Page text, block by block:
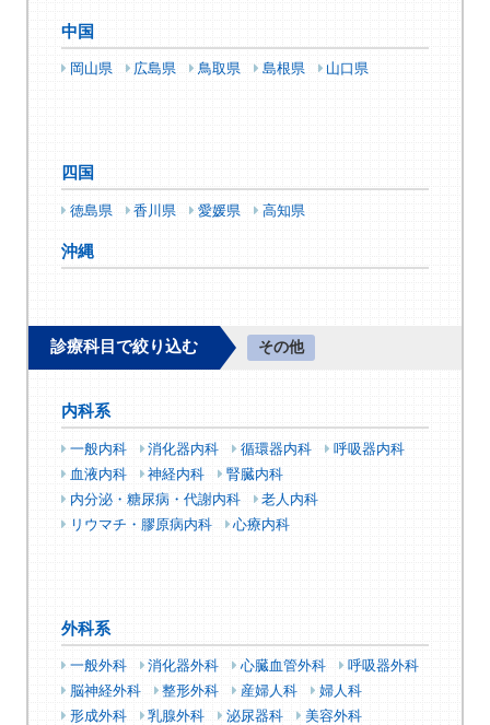
中国
岡山県 広島県 鳥取県 島根県 山口県
四国
徳島県 香川県 愛媛県 高知県
沖縄
診療科目で絞り込む その他
内科系
一般内科 消化器内科 循環器内科
呼吸器内科
血液内科
神経内科
腎臓内科
内分泌・糖尿病・代謝内科
老人内科
リウマチ・膠原病内科
心療内科
外科系
一般外科 消化器外科 心臓血管外科
呼吸器外科
脳神経外科
整形外科 産婦人科
婦人科
形成外科
乳腺外科 泌尿器科 美容外科